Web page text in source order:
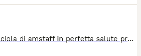
Nisida Bellissima e dolce cucciola di amstaff in perfetta salute pronta per essere adiottata sono presenti i genitori e i nonni